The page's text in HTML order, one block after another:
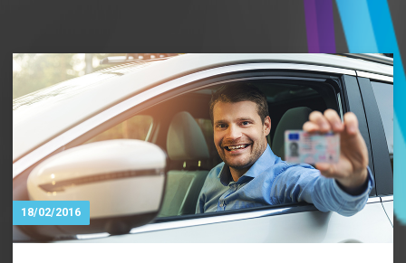
18/02/2016